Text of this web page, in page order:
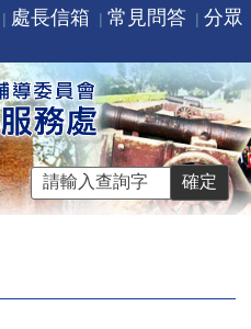
處長信箱 常見問答
分眾